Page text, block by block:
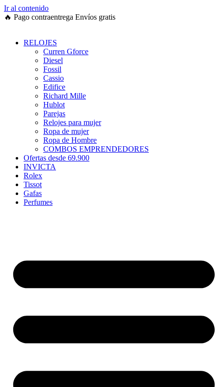
Ir al contenido
🔥 Pago contraentrega Envíos gratis
RELOJES
Curren Gforce
Diesel
Fossil
Cassio
Edifice
Richard Mille
Hublot
Parejas
Relojes para mujer
Ropa de mujer
Ropa de Hombre
COMBOS EMPRENDEDORES
Ofertas desde 69.900
INVICTA
Rolex
Tissot
Gafas
Perfumes